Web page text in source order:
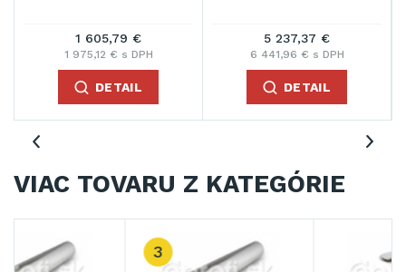
1 605,79 €
1 975,12 € s DPH
DETAIL
5 237,37 €
6 441,96 € s DPH
DETAIL
VIAC TOVARU Z KATEGÓRIE
3